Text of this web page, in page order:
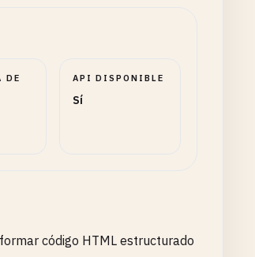
DE
API DISPONIBLE
Sí
código HTML estructurado